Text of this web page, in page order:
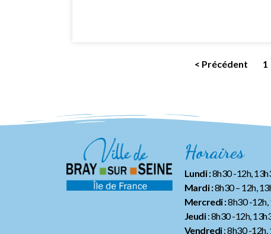
< Précédent 1
Horaires
Lundi :8h30 -12h,
Mardi :8h30 – 12h,
Mercredi :8h30 -
Jeudi: 8h30 -12h,
Vendredi: 8h30 -12h,